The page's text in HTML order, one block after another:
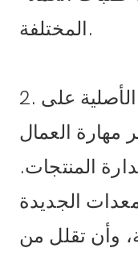
المختلفة.
2. تعتمد طريقة التشكيل الأصلية على
مهارة العمال
المنتجات.
الجديدة
وأن تقلل من